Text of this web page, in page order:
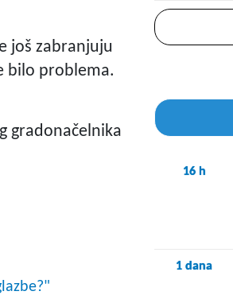
još zabranjuju
bilo problema.
gradonačelnika
16 h
1 dana